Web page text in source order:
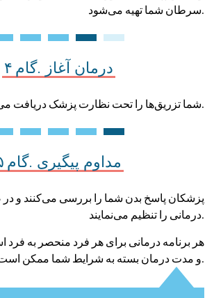
سرطان شما تهیه می‌شود.
گام ۴. آغاز درمان
شما تزریق‌ها را تحت نظارت پزشک دریافت می‌فرمایید.
گام ۵. پیگیری مداوم
پزشکان پاسخ بدن شما را بررسی می‌کنند و در
درمانی را تنظیم می‌نمایند.
هر برنامه درمانی برای هر فرد منحصر به فرد
و مدت درمان بسته به شرایط شما ممکن است متفاوت باشد.